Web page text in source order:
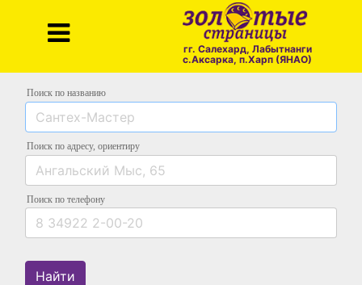
гг. Салехард, Лабытнанги
с.Аксарка, п.Харп (ЯНАО)
Поиск по названию
Поиск по адресу, ориентиру
Поиск по телефону
Найти